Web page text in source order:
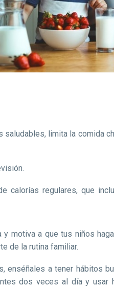
limita la comida
regulares, que
y motiva a que tus niños
de la rutina familiar.
enséñales a tener hábitos
dos veces al día y usar